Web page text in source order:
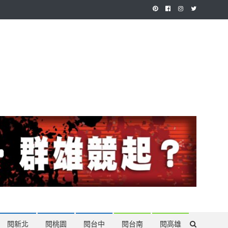
閱新北 閱桃園 閱台中 閱台南 閱高雄